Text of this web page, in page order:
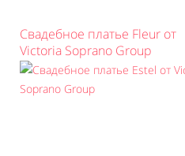
Свадебное платье Fleur от
Victoria Soprano Group